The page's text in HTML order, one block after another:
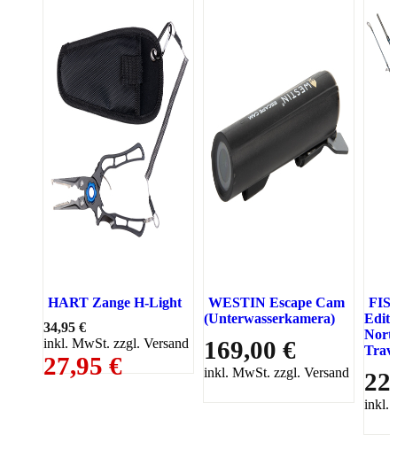
HART Zange H-Light
34,95 €
inkl. MwSt. zzgl. Versand
27,95 €
WESTIN Escape Cam
(Unterwasserkamera)
169,00 €
inkl. MwSt. zzgl. Versand
inkl.